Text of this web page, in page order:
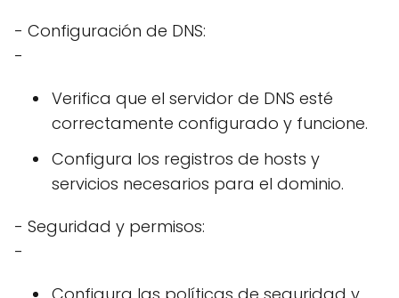
- Configuración de DNS:
-
Verifica que el servidor de DNS esté
correctamente configurado y funcione.
Configura los registros de hosts y
servicios necesarios para el dominio.
- Seguridad y permisos:
-